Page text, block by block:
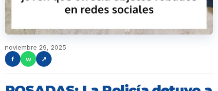
noviembre 29, 2025
f
w ↗